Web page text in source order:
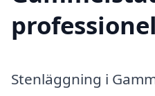
Stenläggning i